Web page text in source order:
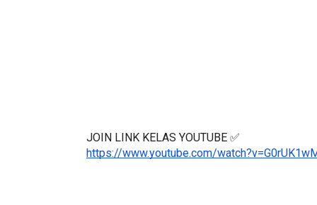
JOIN LINK KELAS YOUTUBE ✅
https://www.youtube.com/